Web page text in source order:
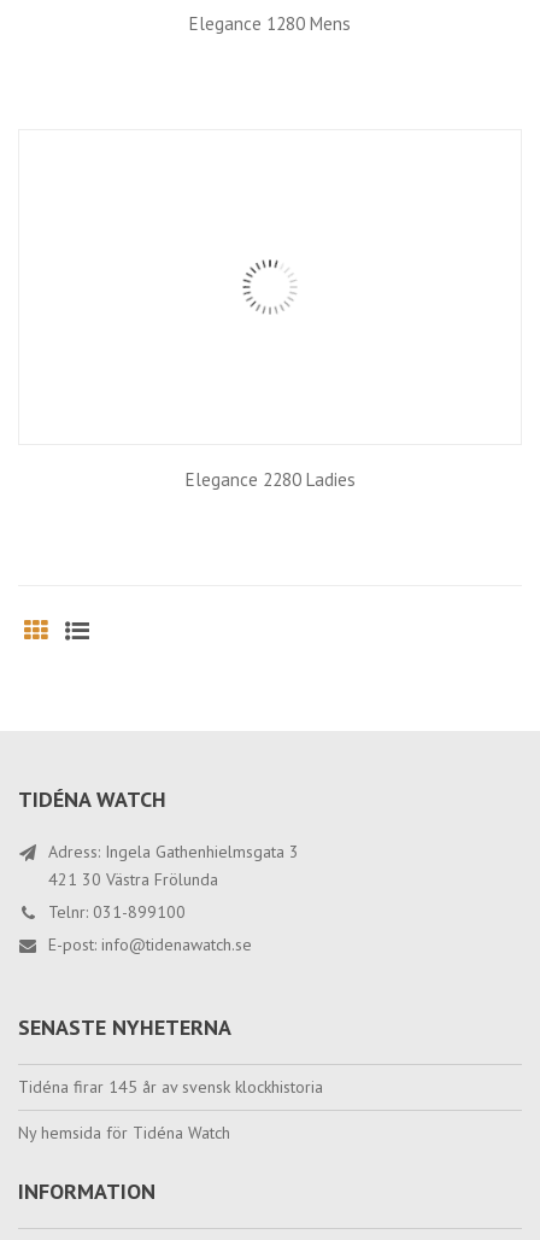
Elegance 1280 Mens
Elegance 2280 Ladies
TIDÉNA WATCH
Adress: Ingela Gathenhielmsgata 3
421 30 Västra Frölunda
Telnr: 031-899100
E-post: info@tidenawatch.se
SENASTE NYHETERNA
Tidéna firar 145 år av svensk klockhistoria
Ny hemsida för Tidéna Watch
INFORMATION